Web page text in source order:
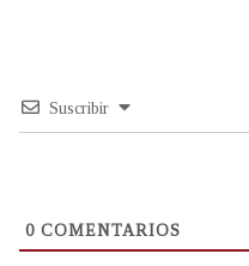
Suscribir
0 COMENTARIOS